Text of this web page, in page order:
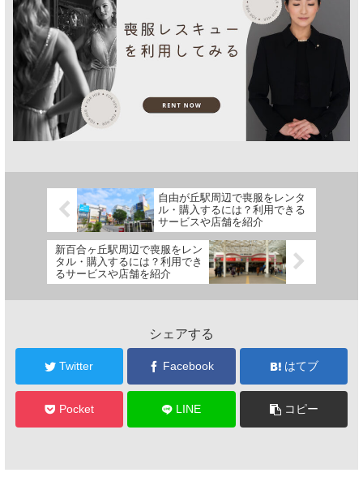
自由が丘駅周辺で喪服をレンタ
ル・購入するには？利用できる
サービスや店舗を紹介
新百合ヶ丘駅周辺で喪服をレン
タル・購入するには？利用でき
るサービスや店舗を紹介
シェアする
Twitter Facebook はてブ
Pocket LINE コピー